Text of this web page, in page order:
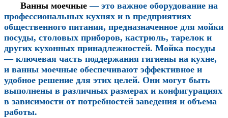
Ванны моечные — это важное оборудование на
профессиональных кухнях и в предприятиях
общественного питания, предназначенное для мойки
посуды, столовых приборов, кастрюль, тарелок и
других кухонных принадлежностей. Мойка посуды
— ключевая часть поддержания гигиены на кухне,
и ванны моечные обеспечивают эффективное и
удобное решение для этих целей. Они могут быть
выполнены в различных размерах и конфигурациях
в зависимости от потребностей заведения и объема
работы.